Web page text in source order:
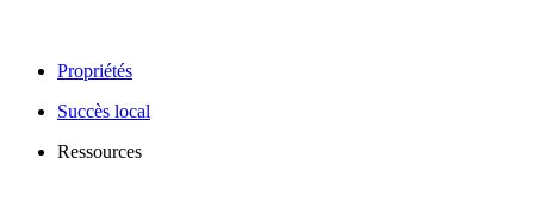
Propriétés
Succès local
Ressources